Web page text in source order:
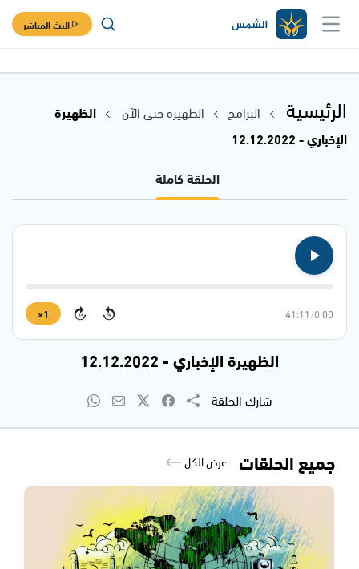
البث المباشر
الرئيسية البرامج الظهيرة حتى الآن
الظهيرة
الإخباري - 12.12.2022
الحلقة كاملة
0:00
/
41:11
15
15
1×
الظهيرة الإخباري - 12.12.2022
شارك الحلقة
جميع الحلقات عرض الكل